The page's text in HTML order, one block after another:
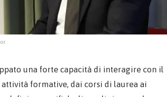
una forte capacità di interagire con il
formative, dai corsi di laurea ai